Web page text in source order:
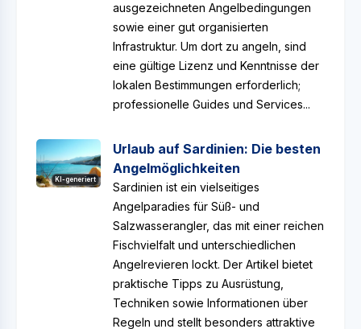
ausgezeichneten Angelbedingungen
sowie einer gut organisierten
Infrastruktur. Um dort zu angeln, sind
eine gültige Lizenz und Kenntnisse der
lokalen Bestimmungen erforderlich;
professionelle Guides und Services...
KI-generiert
Urlaub auf Sardinien: Die besten
Angelmöglichkeiten
Sardinien ist ein vielseitiges
Angelparadies für Süß- und
Salzwasserangler, das mit einer reichen
Fischvielfalt und unterschiedlichen
Angelrevieren lockt. Der Artikel bietet
praktische Tipps zu Ausrüstung,
Techniken sowie Informationen über
Regeln und stellt besonders attraktive